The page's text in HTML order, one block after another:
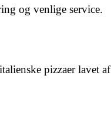
og venlige service.
pizzaer lavet af